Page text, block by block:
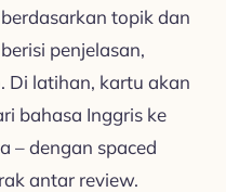
topik dan
penjelasan,
Di latihan, kartu akan
bahasa Inggris ke
– dengan spaced
antar review.